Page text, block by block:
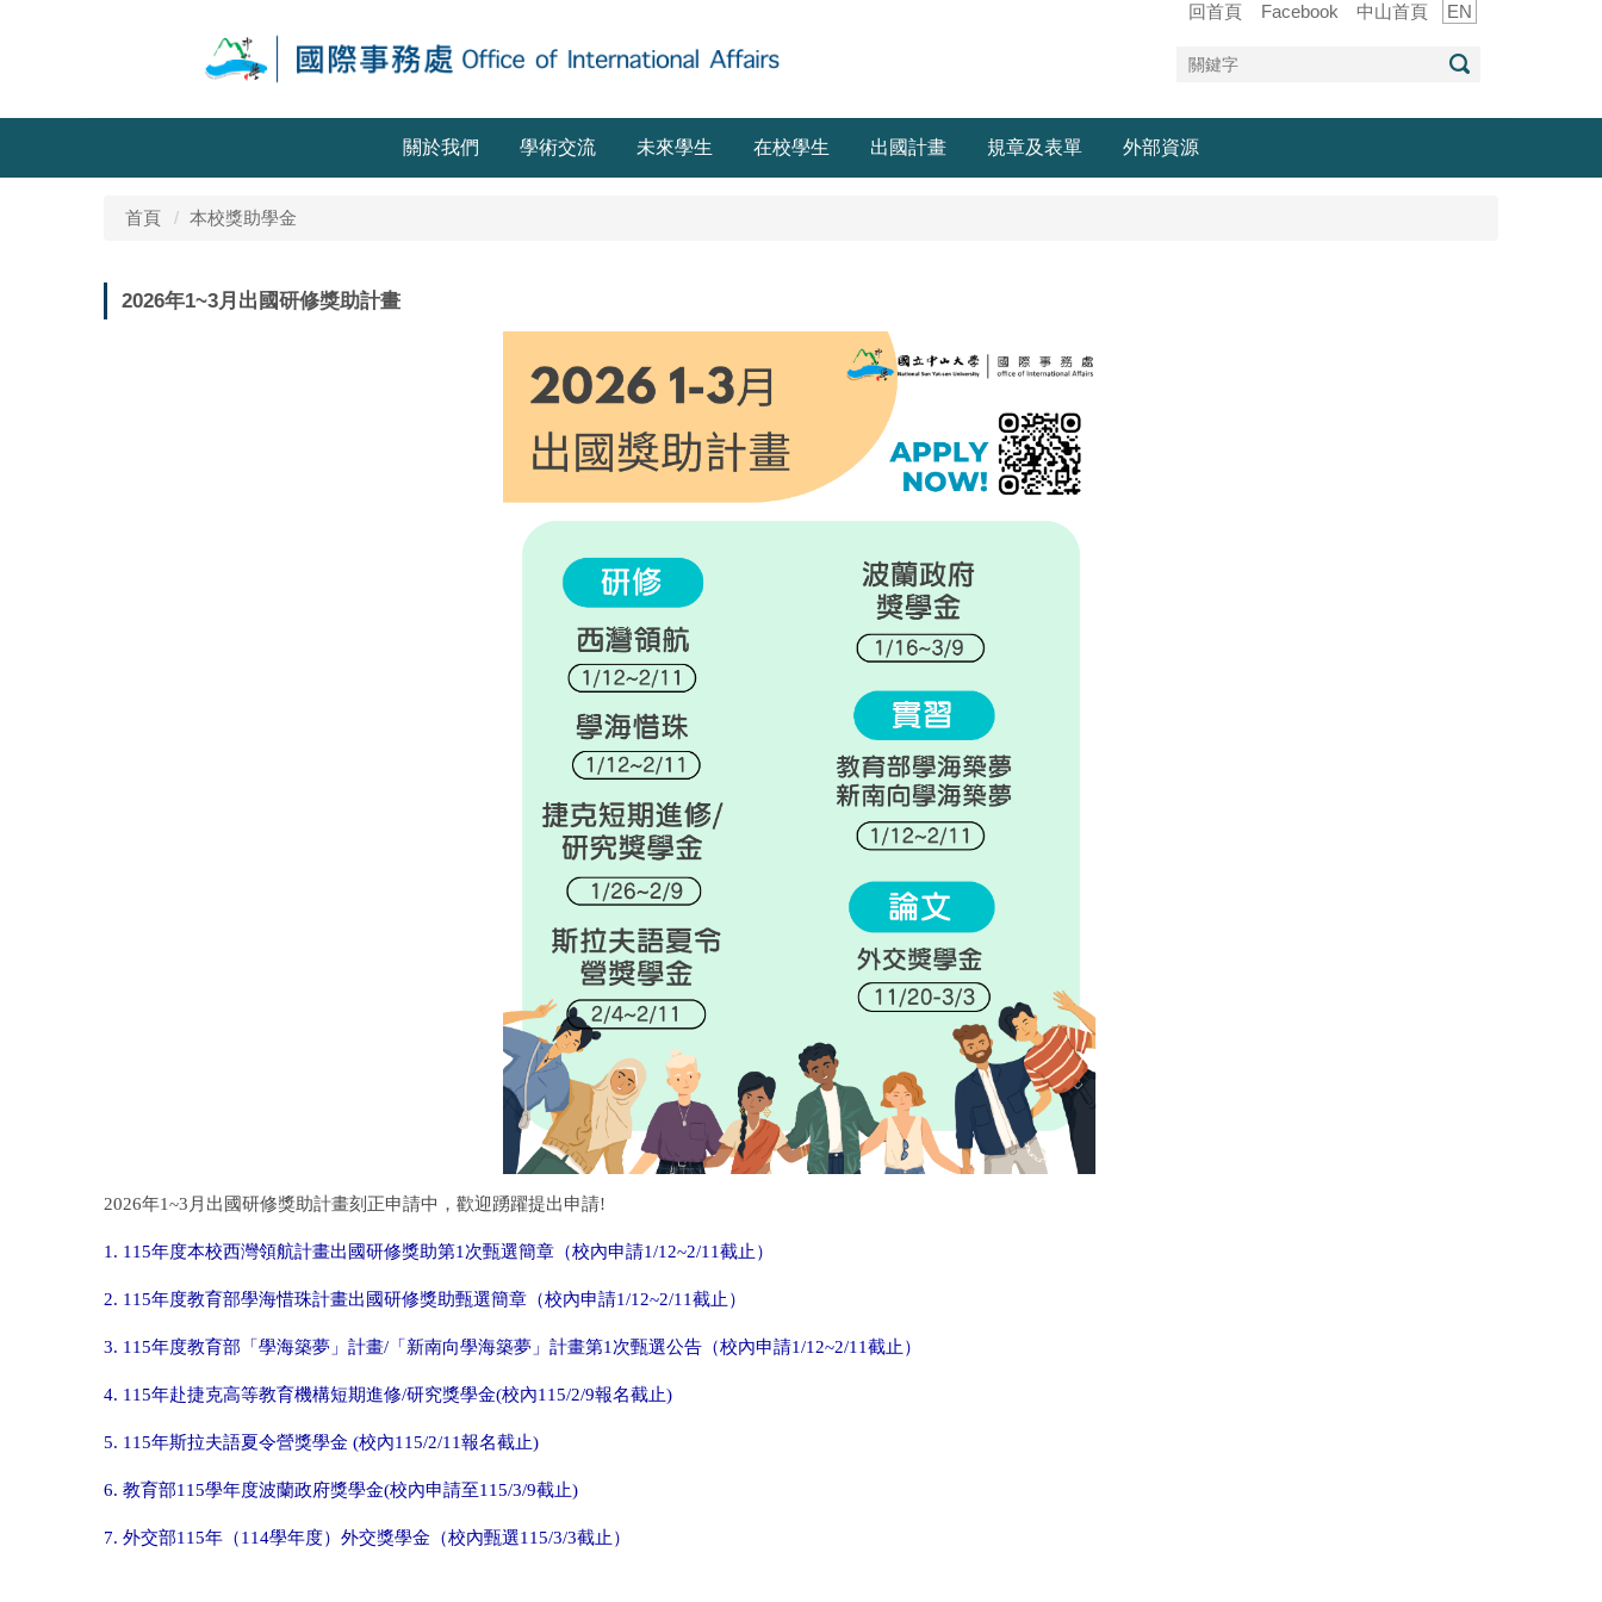
回首頁 Facebook 中山首頁 EN
關於我們 學術交流 未來學生 在校學生 出國計畫 規章及表單 外部資源
首頁 本校獎助學金
2026年1~3月出國研修獎助計畫
2026年1~3月出國研修獎助計畫刻正申請中，歡迎踴躍提出申請!
1. 115年度本校西灣領航計畫出國研修獎助第1次甄選簡章（校內申請1/12~2/11截止）
2. 115年度教育部學海惜珠計畫出國研修獎助甄選簡章（校內申請1/12~2/11截止）
3. 115年度教育部「學海築夢」計畫/「新南向學海築夢」計畫第1次甄選公告（校內申請1/12~2/11截止）
4. 115年赴捷克高等教育機構短期進修/研究獎學金(校內115/2/9報名截止)
5. 115年斯拉夫語夏令營獎學金 (校內115/2/11報名截止)
6. 教育部115學年度波蘭政府獎學金(校內申請至115/3/9截止)
7. 外交部115年（114學年度）外交獎學金（校內甄選115/3/3截止）